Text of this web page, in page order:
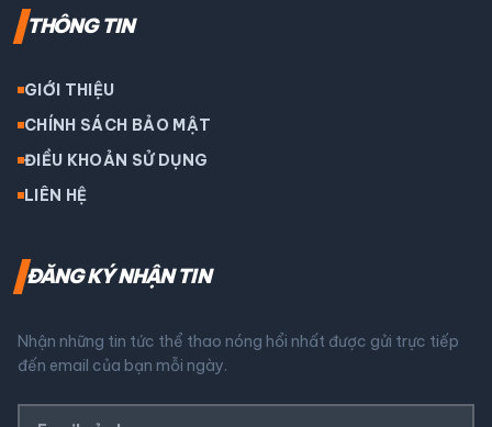
THÔNG TIN
GIỚI THIỆU
CHÍNH SÁCH BẢO MẬT
ĐIỀU KHOẢN SỬ DỤNG
LIÊN HỆ
ĐĂNG KÝ NHẬN TIN
Nhận những tin tức thể thao nóng hổi nhất được gửi trực tiếp
đến email của bạn mỗi ngày.